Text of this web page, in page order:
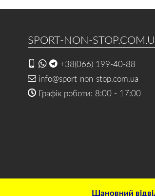
SPORT-NON-
+38(066) 199-40-88
info@sport-non-stop.com.ua
Графік роботи: 8:00 - 17:00
Шановний